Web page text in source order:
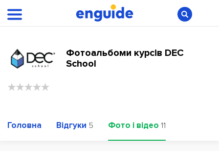
Фотоальбоми курсів DEC
School
Головна Відгуки 5 Фото і відео 11